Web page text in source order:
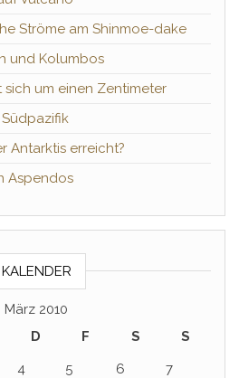
Ströme am Shinmoe-dake
und Kolumbos
sich um einen Zentimeter
Antarktis erreicht?
Aspendos
KALENDER
März 2010
D F S
S
4 5 6
7